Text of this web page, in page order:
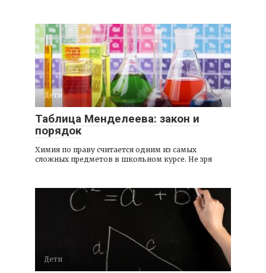
Дети
Таблица Менделеева: закон и
порядок
Химия по праву считается одним из самых
сложных предметов в школьном курсе. Не зря
Дети